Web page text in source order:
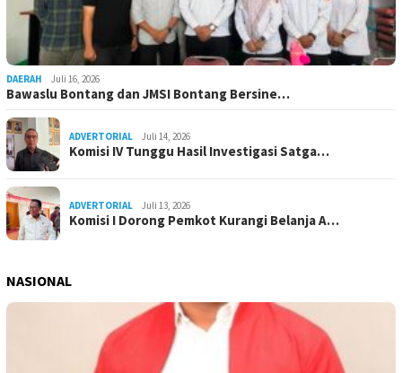
DAERAH Juli 16, 2026
Bawaslu Bontang dan JMSI Bontang Bersine…
ADVERTORIAL Juli 14, 2026
Komisi IV Tunggu Hasil Investigasi Satga…
ADVERTORIAL Juli 13, 2026
Komisi I Dorong Pemkot Kurangi Belanja A…
NASIONAL